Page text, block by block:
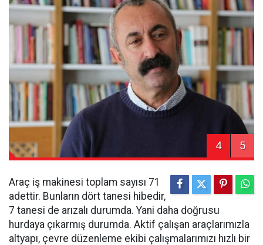
4 5
Araç iş makinesi toplam sayısı 71
adettir. Bunların dört tanesi hibedir,
7 tanesi de arızalı durumda. Yani daha doğrusu
hurdaya çıkarmış durumda. Aktif çalışan araçlarımızla
altyapı, çevre düzenleme ekibi çalışmalarımızı hızlı bir